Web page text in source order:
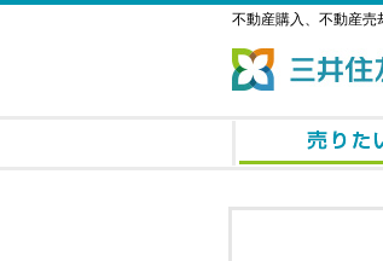
不動産購入、不動産売